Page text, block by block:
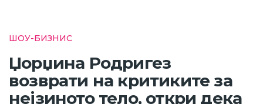
ШОУ-БИЗНИС
Џорџина Родригез
возврати на критиките за
нејзиното тело, откри дека